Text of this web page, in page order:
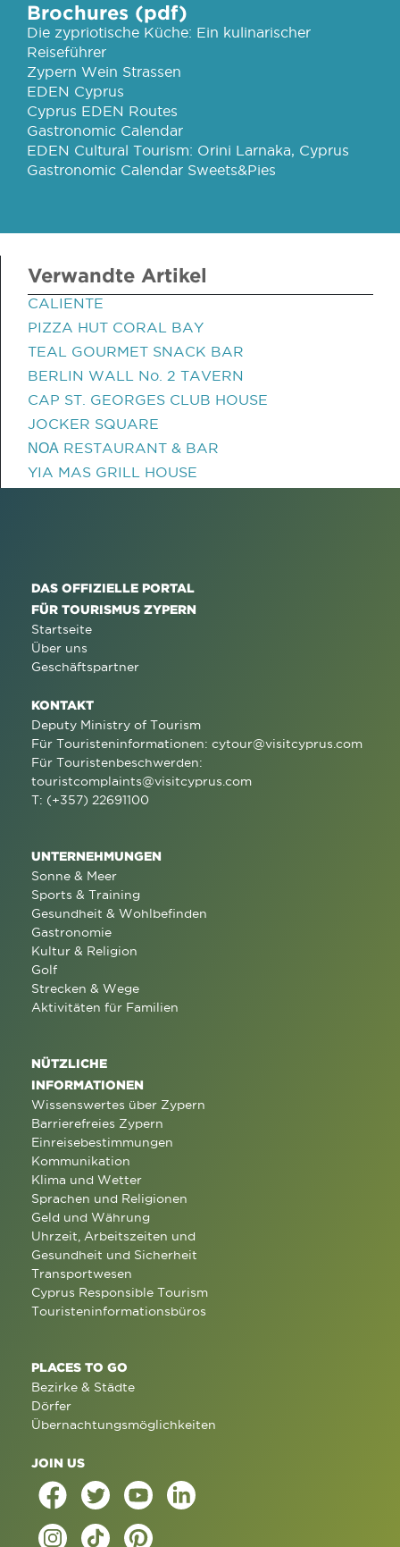
Brochures (pdf)
Die zypriotische Küche: Ein kulinarischer
Reiseführer
Zypern Wein Strassen
EDEN Cyprus
Cyprus EDEN Routes
Gastronomic Calendar
EDEN Cultural Tourism: Orini Larnaka, Cyprus
Gastronomic Calendar Sweets&Pies
Verwandte Artikel
CALIENTE
PIZZA HUT CORAL BAY
TEAL GOURMET SNACK BAR
BERLIN WALL No. 2 TAVERN
CAP ST. GEORGES CLUB HOUSE
JOCKER SQUARE
ΝΟΑ RESTAURANT & BAR
YIA MAS GRILL HOUSE
DAS OFFIZIELLE PORTAL
FÜR TOURISMUS ZYPERN
Startseite
Über uns
Geschäftspartner
KONTAKT
Deputy Ministry of Tourism
Für Touristeninformationen: cytour@visitcyprus.com
Für Touristenbeschwerden:
touristcomplaints@visitcyprus.com
T: (+357) 22691100
UNTERNEHMUNGEN
Sonne & Meer
Sports & Training
Gesundheit & Wohlbefinden
Gastronomie
Kultur & Religion
Golf
Strecken & Wege
Aktivitäten für Familien
NÜTZLICHE
INFORMATIONEN
Wissenswertes über Zypern
Barrierefreies Zypern
Einreisebestimmungen
Kommunikation
Klima und Wetter
Sprachen und Religionen
Geld und Währung
Uhrzeit, Arbeitszeiten und
Gesundheit und Sicherheit
Transportwesen
Cyprus Responsible Tourism
Touristeninformationsbüros
PLACES TO GO
Bezirke & Städte
Dörfer
Übernachtungsmöglichkeiten
JOIN US